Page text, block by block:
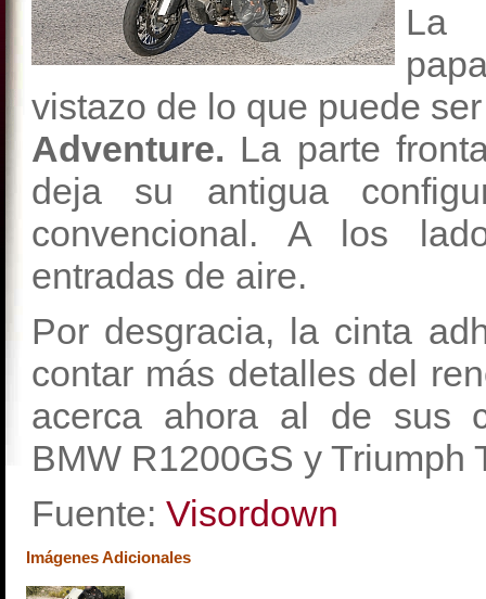
La
vistazo de lo que puede
Adventure. La parte
deja su antigua
convencional. A los
entradas de aire.
Por desgracia, la cinta
contar más detalles del
acerca ahora al de sus
BMW R1200GS y Triumph
Fuente: Visordown
Imágenes Adicionales